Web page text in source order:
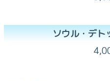
ソウル・デト